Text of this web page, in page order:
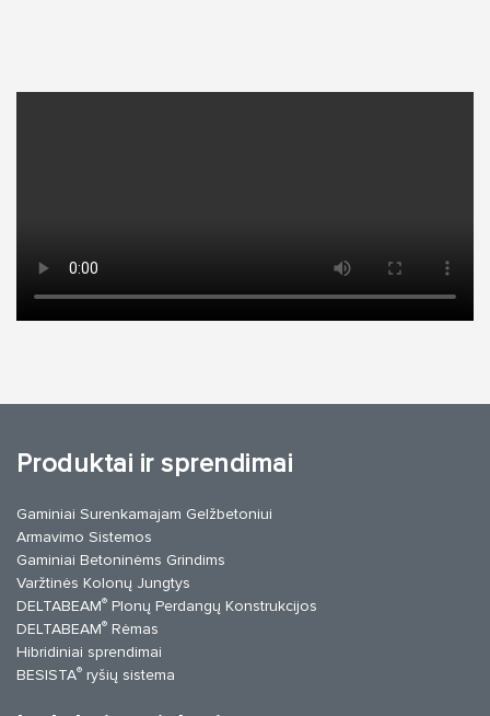
Produktai ir sprendimai
Gaminiai Surenkamajam Gelžbetoniui
Armavimo Sistemos
Gaminiai Betoninėms Grindims
Varžtinės Kolonų Jungtys
DELTABEAM® Plonų Perdangų Konstrukcijos
DELTABEAM® Rėmas
Hibridiniai sprendimai
BESISTA® ryšių sistema